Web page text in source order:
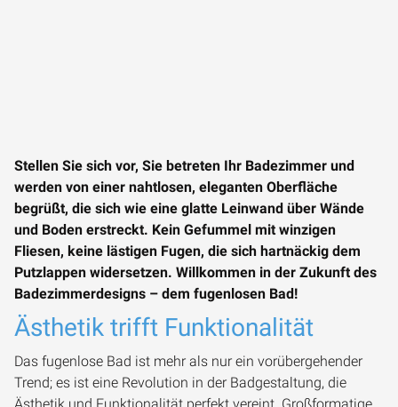
Stellen Sie sich vor, Sie betreten Ihr Badezimmer und
werden von einer nahtlosen, eleganten Oberfläche
begrüßt, die sich wie eine glatte Leinwand über Wände
und Boden erstreckt. Kein Gefummel mit winzigen
Fliesen, keine lästigen Fugen, die sich hartnäckig dem
Putzlappen widersetzen. Willkommen in der Zukunft des
Badezimmerdesigns – dem fugenlosen Bad!
Ästhetik trifft Funktionalität
Das fugenlose Bad ist mehr als nur ein vorübergehender
Trend; es ist eine Revolution in der Badgestaltung, die